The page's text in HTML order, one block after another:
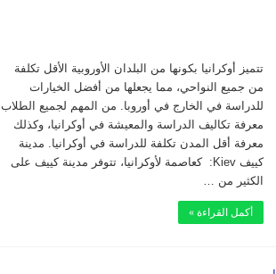
تتميز أوكرانيا بكونها من البلدان الأوروبية الأقل تكلفة
من جميع النواحي، مما يجعلها من أفضل الخيارات
للدراسة في الخارج في أوروبا. من المهم لجميع الطلاب
معرفة تكاليف الدراسة والمعيشة في أوكرانيا، وكذلك
معرفة أقل المدن تكلفة للدراسة في أوكرانيا. مدينة
كييف Kiev: كعاصمة لأوكرانيا، تتوفر مدينة كييف على
الكثير من …
أكمل القراءة »